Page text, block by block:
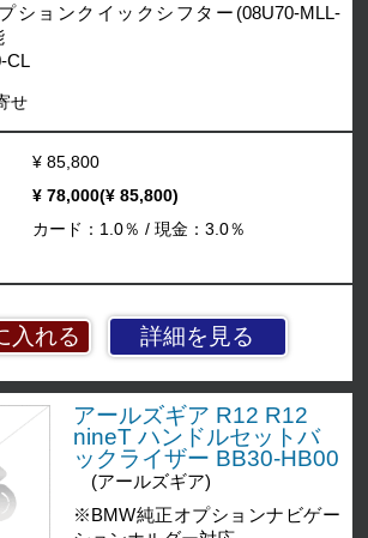
ションクイックシフター(08U70-MLL-
CL
せ
詳細を見る
¥ 85,800
¥ 78,000(¥ 85,800)
カード：1.0％ / 現金：3.0％
アールズギア R12 R12
nineT ハンドルセットバ
ックライザー BB30-HB00
(アールズギア)
※BMW純正オプションナビゲー